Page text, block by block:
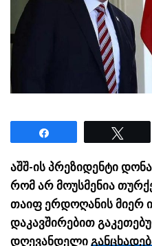
აშშ-ის პრეზიდენტი
რომ არ მოუსმენია
თაიფ ერდოღანის მიერ
დაკავშირებით
დღევანდელი